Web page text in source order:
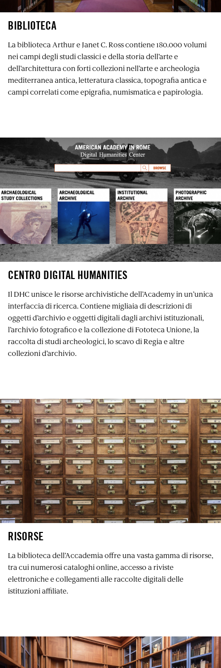
BIBLIOTECA
La biblioteca Arthur e Janet C. Ross contiene 180.000 volumi
nei campi degli studi classici e della storia dell’arte e
dell’architettura con forti collezioni nell’arte e archeologia
mediterranea antica, letteratura classica, topografia antica e
campi correlati come epigrafia, numismatica e papirologia.
CENTRO DIGITAL HUMANITIES
Il DHC unisce le risorse archivistiche dell’Academy in un’unica
interfaccia di ricerca. Contiene migliaia di descrizioni di
oggetti d’archivio e oggetti digitali dagli archivi istituzionali,
l’archivio fotografico e la collezione di Fototeca Unione, la
raccolta di studi archeologici, lo scavo di Regia e altre
collezioni d’archivio.
RISORSE
La biblioteca dell’Accademia offre una vasta gamma di risorse,
tra cui numerosi cataloghi online, accesso a riviste
elettroniche e collegamenti alle raccolte digitali delle
istituzioni affiliate.